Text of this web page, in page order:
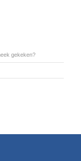
gekeken?